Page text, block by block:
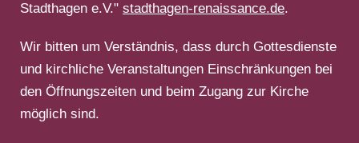
Stadthagen e.V." stadthagen-renaissance.de.
Wir bitten um Verständnis, dass durch Gottesdienste
und kirchliche Veranstaltungen Einschränkungen bei
den Öffnungszeiten und beim Zugang zur Kirche
möglich sind.